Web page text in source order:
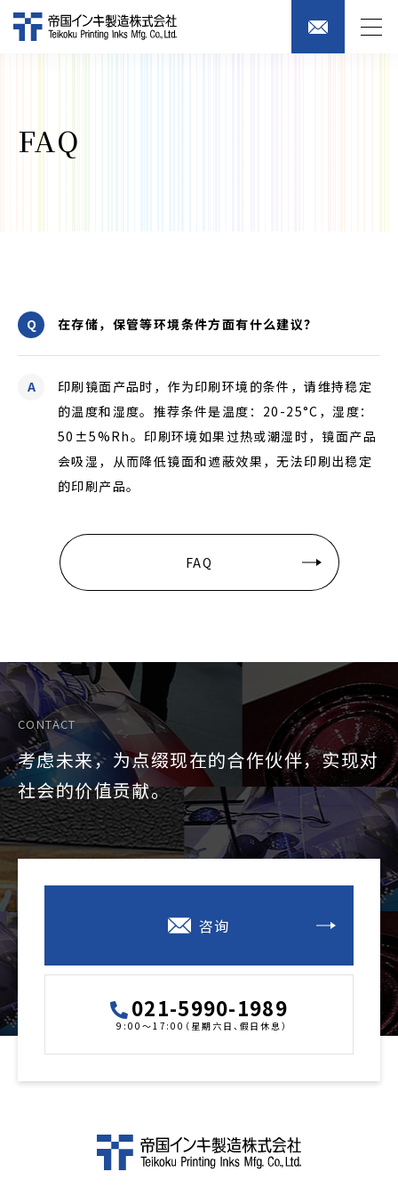
FAQ
在存储，保管等环境条件方面有什么建议？
印刷镜面产品时，作为印刷环境的条件，请维持稳定
的温度和湿度。推荐条件是温度：20-25°C，湿度：
50±5%Rh。印刷环境如果过热或潮湿时，镜面产品
会吸湿，从而降低镜面和遮蔽效果，无法印刷出稳定
的印刷产品。
FAQ
CONTACT
考虑未来，为点缀现在的合作伙伴，实现对
社会的价值贡献。
咨询
021-5990-1989
9:00～17:00（星期六日、假日休息）